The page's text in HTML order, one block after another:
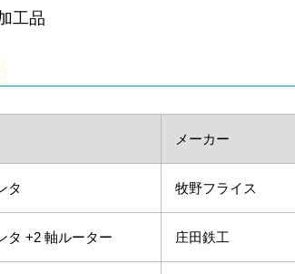
工品
メーカー
タ 牧野フライス
タ +2 軸ルーター 庄田鉄工